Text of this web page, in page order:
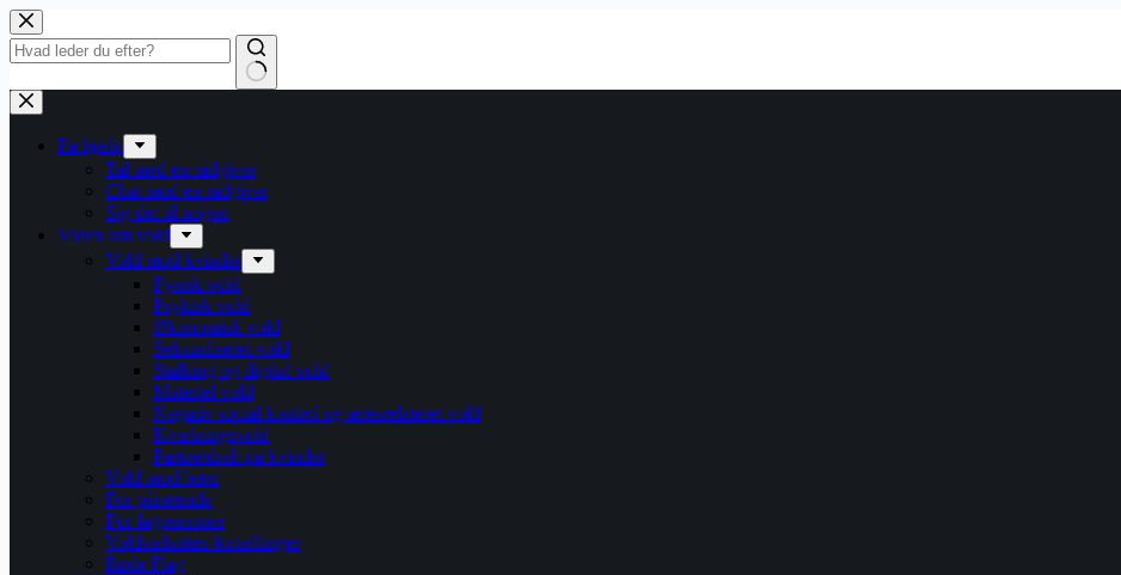
Fortsæt
til
indhold
Få hjælp
Tal med en rådgiver
Chat med en rådgiver
Sig det til nogen
Viden om vold
Vold mod kvinder
Fysisk vold
Psykisk vold
Økonomisk vold
Seksualiseret vold
Stalking og digital vold
Materiel vold
Negativ social kontrol og æresrelateret vold
Kvælningsvold
Partnerdrab på kvinder
Vold mod børn
For pårørende
For fagpersoner
Voldsudsattes fortællinger
Røde Flag